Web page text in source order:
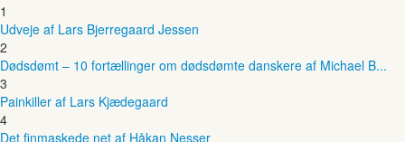
1
Udveje af Lars Bjerregaard Jessen
2
Dødsdømt – 10 fortællinger om dødsdømte danskere af Michael B...
3
Painkiller af Lars Kjædegaard
4
Det finmaskede net af Håkan Nesser